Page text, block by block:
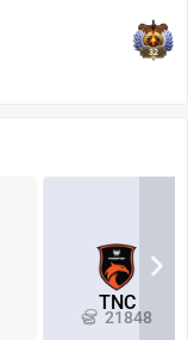
32
TNC
21848